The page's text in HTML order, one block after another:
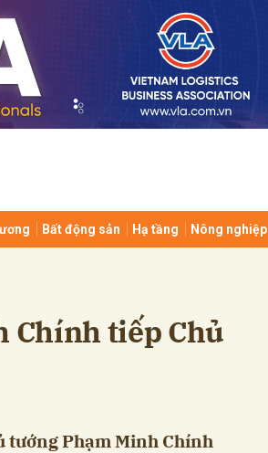
Bất động sản Hạ tầng Nông nghiệp
Chính tiếp Chủ
tướng Phạm Minh Chính